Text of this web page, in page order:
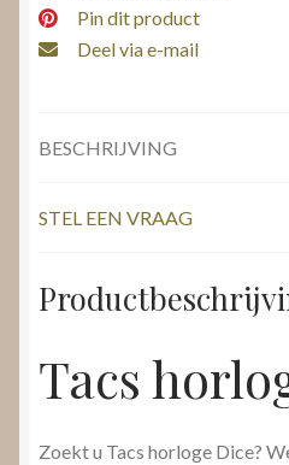
Pin dit product
Deel via e-mail
BESCHRIJVING
STEL EEN VRAAG
Tacs
Zoekt u Tacs horloge Dice?